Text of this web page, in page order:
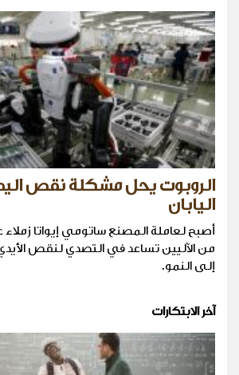
الروبوت يحل مشكلة نقص
اليابان
أصبح لعاملة المصنع ساتومي إيواتا
من الآليين تساعد في التصدي لنقص الأيدي
إلى النمو.
آخر الابتكارات